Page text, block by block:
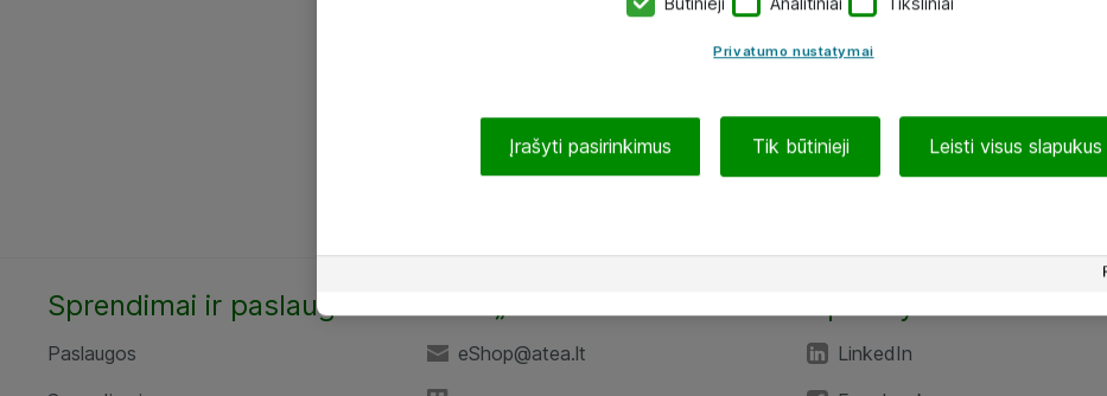
Sprendimai ir paslaugos
Paslaugos
eShop@atea.lt
LinkedIn
Privatumo nustatymai
Įrašyti pasirinkimus Tik būtinieji Leisti visus slapukus